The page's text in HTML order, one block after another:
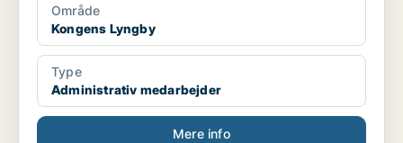
Område
Kongens Lyngby
Type
Administrativ medarbejder
Mere info